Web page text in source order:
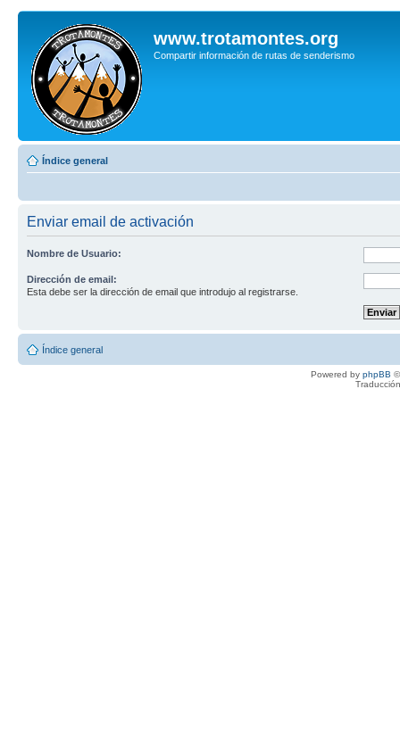
www.trotamontes.org
Compartir información de rutas de senderismo
Índice general
Enviar email de activación
Nombre de Usuario:
Dirección de email:
Esta debe ser la dirección de email que introdujo al registrarse.
Índice general
Powered by phpBB